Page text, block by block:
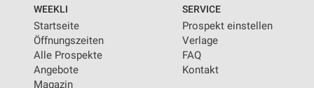
WEEKLI
Startseite
Öffnungszeiten
Alle Prospekte
Angebote
Magazin
SERVICE
Prospekt einstellen
Verlage
FAQ
Kontakt